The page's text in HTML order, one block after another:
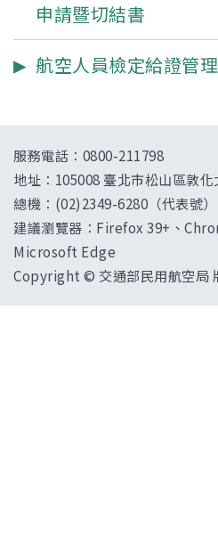
申請暨切結書
航空人員檢定給證管
服務電話：0800-211798
地址： 105008 臺北市松山區敦
總機：(02)2349-6280（代表號
建議瀏覽器：Firefox 39+、
Microsoft Edge
Copyright © 交通部民用航空局